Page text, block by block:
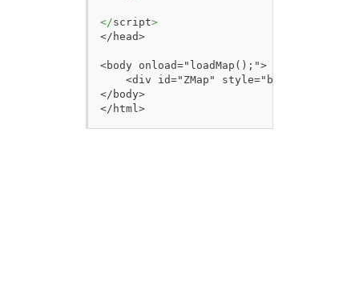
</script>
</head>
<body onload="loadMap();">
<div id="ZMap" style="border:1px
</body>
</html>